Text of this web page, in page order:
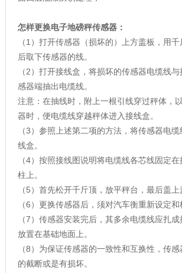
怎样更换电子地磅秤传感器：
（1）打开传感器（损坏的）上方盖板，用
后取下传感器的线。
（2）打开接线盒，将损坏的传感器电缆线
感器端抽出电缆线。
注意：在抽线时，附上一根引线穿过秤体，
器时，便电缆线穿越秤体进入接线盒。
（3）参照上述第二项的方法，将传感器电
线盒。
（4）按照接线图说明将电缆线各芯线固定
柱上。
（5）首先松开千斤顶，放平秤台，最后盖上
（6）更换传感器后，须对汽车衡重新设定和
（7）传感器安装完后，其多余电缆线应扎
放置在基础地面上。
（8）为保证传感器的一致性和互换性，传
的截断或是有损坏。